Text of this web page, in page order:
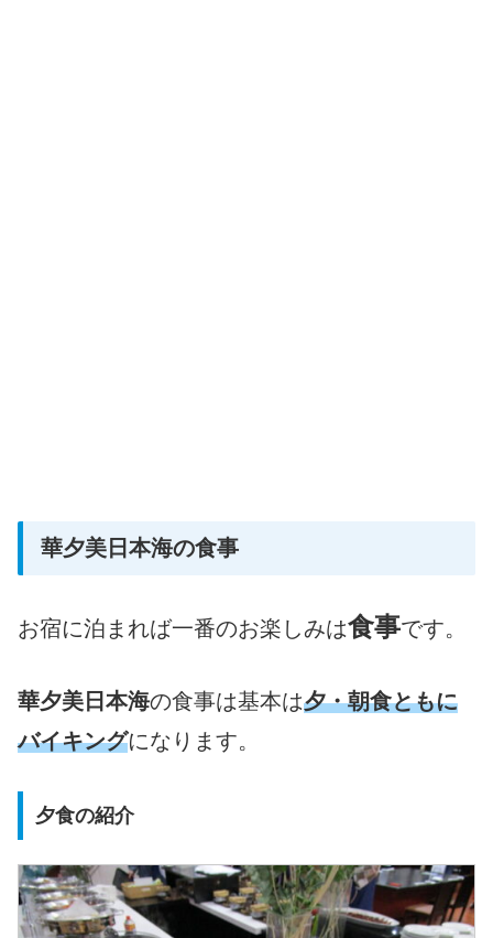
華夕美日本海の食事
お宿に泊まれば一番のお楽しみは食事です。
華夕美日本海の食事は基本は夕・朝食ともに
バイキングになります。
夕食の紹介